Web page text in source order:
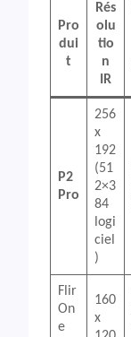
Pro
dui
t
Rés
olu
tio
n
IR
P2
Pro
256
x
192
(51
2×3
84
logi
ciel
)
Flir
On
e
160
x